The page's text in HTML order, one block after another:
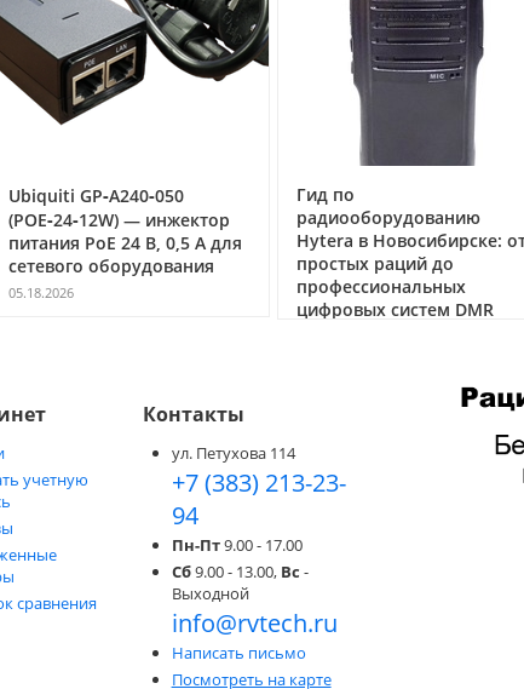
металлодетектора
Ubiquiti GP‑A240‑050
(POE‑24‑12W) — инжектор
питания PoE 24 В, 0,5 А для
сетевого оборудования
05.18.2026
Гид по
радиооборудованию
Hytera в Новосибирске: от
простых раций до
профессиональных
цифровых систем DMR
учетную
сравнения
Контакты
ул. Петухова 114
+7 (383) 213-23-
94
Пн-Пт9.00 - 17.00
Сб9.00 - 13.00, Вс -
Выходной
info@rvtech.ru
Написать письмо
Посмотреть на карте